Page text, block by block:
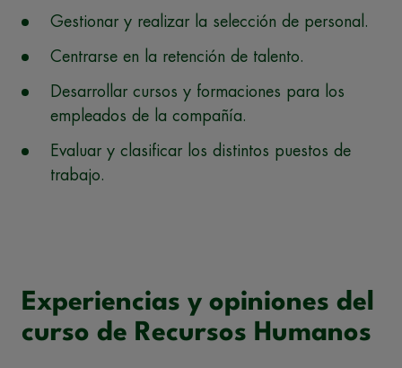
Gestionar y realizar la selección de personal.
Centrarse en la retención de talento.
Desarrollar cursos y formaciones para los
empleados de la compañía.
Evaluar y clasificar los distintos puestos de
trabajo.
Experiencias y opiniones del
curso de Recursos Humanos